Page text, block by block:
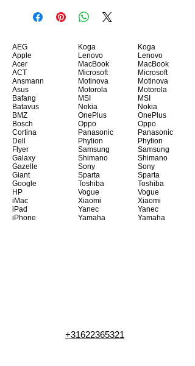
AEG
Apple
Acer
ACT
Ansmann
Asus
Bafang
Batavus
BMZ
Bosch
Cortina
Dell
Flyer
Galaxy
Gazelle
Giant
Google
HP
iMac
iPad
iPhone
Koga
Lenovo
MacBook
Microsoft
Motinova
Motorola
MSI
Nokia
OnePlus
Oppo
Panasonic
Phylion
Samsung
Shimano
Sony
Sparta
Toshiba
Vogue
Xiaomi
Yanec
Yamaha
Koga
Lenovo
MacBook
Microsoft
Motinova
Motorola
MSI
Nokia
OnePlus
Oppo
Panasonic
Phylion
Samsung
Shimano
Sony
Sparta
Toshiba
Vogue
Xiaomi
Yanec
Yamaha
+31622365321